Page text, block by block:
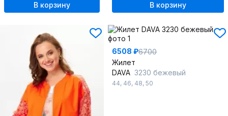
В корзину В корзину
6508 ₽6700
Жилет
DAVA 3230 бежевый
44, 46, 48, 50